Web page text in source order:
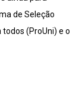
de Seleção
(ProUni) e o